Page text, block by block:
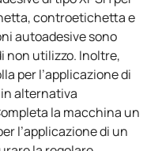
controetichetta e
autoadesive sono
non utilizzo. Inoltre,
per l’applicazione di
alternativa
la macchina un
l’applicazione di un